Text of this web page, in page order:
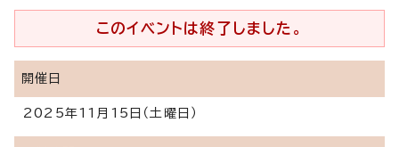
このイベントは終了しました。
開催日
2025年11月15日（土曜日）